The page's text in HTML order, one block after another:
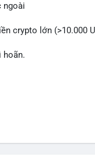
ngoài
crypto lớn (>10.000
hoãn.